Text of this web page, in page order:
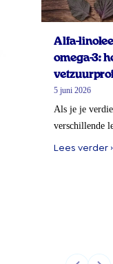
Alfa-
omega-3:
5 juni 2026
Als je je
verschillende
Lees verder ›